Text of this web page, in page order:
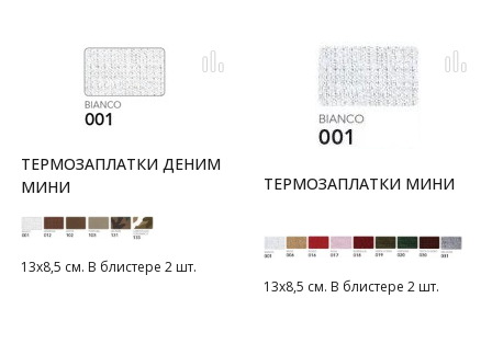
ТЕРМОЗАПЛАТКИ ДЕНИМ
МИНИ
13х8,5 см. В блистере 2 шт.
ТЕРМОЗАПЛАТКИ МИНИ
13х8,5 см. В блистере 2 шт.